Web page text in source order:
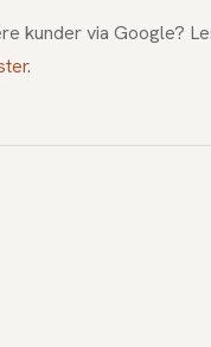
kunder via Google?
.